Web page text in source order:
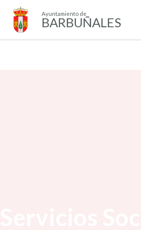
Ayuntamiento de
BARBUÑALES